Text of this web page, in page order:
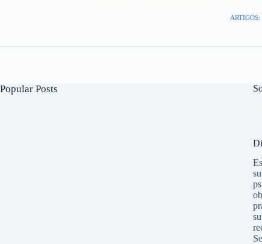
ARTIGOS:
Popular Posts